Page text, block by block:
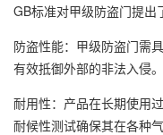
GB标准对甲级防盗门提出
防盗性能：甲级防盗门需
有效抵御外部的非法入侵。
耐用性：产品在长期使用
耐候性测试确保其在各种